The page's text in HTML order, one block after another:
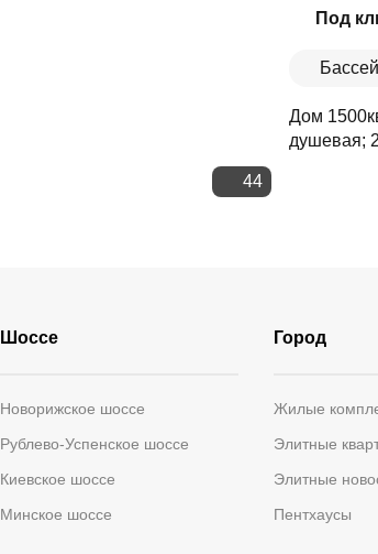
44
Под
Дом
душевая;
Шоссе
Новорижское шоссе
Рублево-Успенское шоссе
Киевское шоссе
Минское шоссе
Город
Жилые
Элитные
Элитные
Пентхаусы